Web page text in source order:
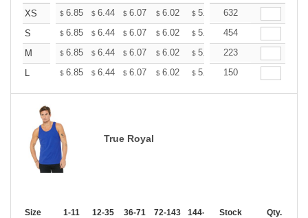
XS $ 6.85 $ 6.44 $ 6.07 $ 6.02 $ 5.92 $5.86
632
S
$ 6.85 $ 6.44 $ 6.07 $ 6.02 $ 5.92 $5.86
454
M
$ 6.85 $ 6.44 $ 6.07 $ 6.02 $ 5.92 $5.86
223
L
$ 6.85 $ 6.44 $ 6.07 $ 6.02 $ 5.92 $5.86
150
True Royal
Size 1-11 12-35 36-71 72-143 144-287 288 + More
Stock Qty.